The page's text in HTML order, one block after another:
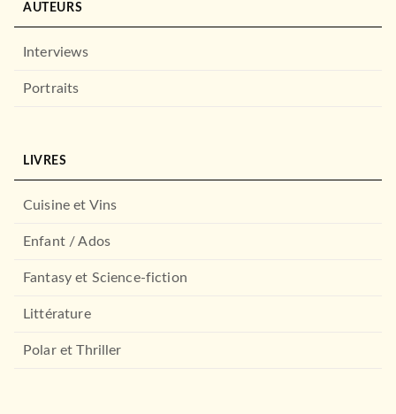
Les histoires de P'tit Sami
Maternelle (3-5 …
HACHETTE ÉDUCATION
Les histoires de P'tit Sami
AUTEURS
Interviews
Portraits
LIVRES
Cuisine et Vins
Enfant / Ados
Fantasy et Science-fiction
Littérature
Polar et Thriller